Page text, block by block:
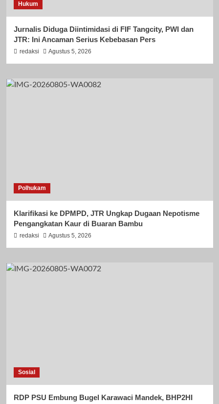
Hukum
Jurnalis Diduga Diintimidasi di FIF Tangcity, PWI dan
JTR: Ini Ancaman Serius Kebebasan Pers
redaksi Agustus 5, 2026
Polhukam
Klarifikasi ke DPMPD, JTR Ungkap Dugaan Nepotisme
Pengangkatan Kaur di Buaran Bambu
redaksi Agustus 5, 2026
Sosial
RDP PSU Embung Bugel Karawaci Mandek, BHP2HI